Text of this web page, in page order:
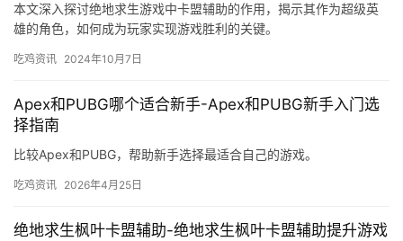
本文深入探讨绝地求生游戏中卡盟辅助的作用，揭示其作为超级英
雄的角色，如何成为玩家实现游戏胜利的关键。
吃鸡资讯 2024年10月7日
Apex和PUBG哪个适合新手-Apex和PUBG新手入门选
择指南
比较Apex和PUBG，帮助新手选择最适合自己的游戏。
吃鸡资讯 2026年4月25日
绝地求生枫叶卡盟辅助-绝地求生枫叶卡盟辅助提升游戏